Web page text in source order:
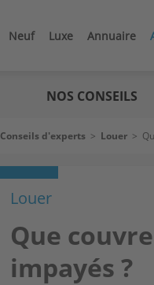
Neuf Luxe Annuaire
NOS CONSEILS
Conseils d'experts > Louer >
Louer
Que
impayés ?